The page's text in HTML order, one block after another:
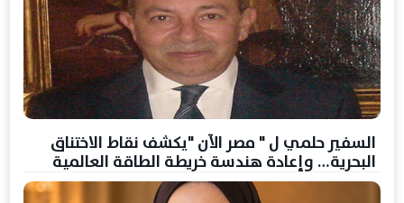
السفير حلمي ل " مصر الآن "يكشف نقاط الاختناق
البحرية… وإعادة هندسة خريطة الطاقة العالمية